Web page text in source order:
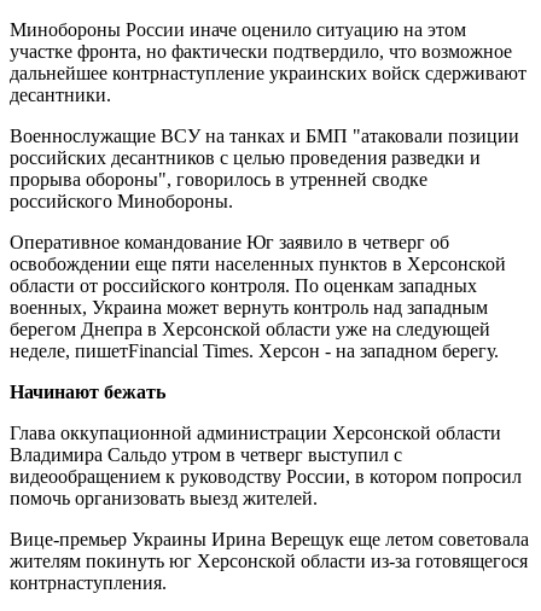
Минобороны России иначе оценило ситуацию на этом
участке фронта, но фактически подтвердило, что возможное
дальнейшее контрнаступление украинских войск сдерживают
десантники.
Военнослужащие ВСУ на танках и БМП "атаковали позиции
российских десантников с целью проведения разведки и
прорыва обороны", говорилось в утренней сводке
российского Минобороны.
Оперативное командование Юг заявило в четверг об
освобождении еще пяти населенных пунктов в Херсонской
области от российского контроля. По оценкам западных
военных, Украина может вернуть контроль над западным
берегом Днепра в Херсонской области уже на следующей
неделе, пишетFinancial Times. Херсон - на западном берегу.
Начинают бежать
Глава оккупационной администрации Херсонской области
Владимира Сальдо утром в четверг выступил с
видеообращением к руководству России, в котором попросил
помочь организовать выезд жителей.
Вице-премьер Украины Ирина Верещук еще летом советовала
жителям покинуть юг Херсонской области из-за готовящегося
контрнаступления.